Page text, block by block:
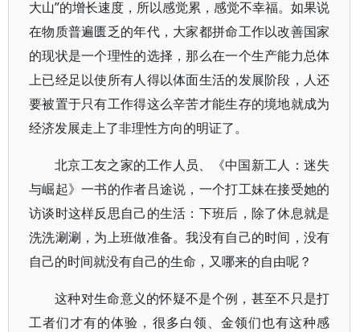
大山”的增长速度，所以感觉累，感觉不幸福。如果说
在物质普遍匮乏的年代，大家都拼命工作以改善国家
的现状是一个理性的选择，那么在一个生产能力总体
上已经足以使所有人得以体面生活的发展阶段，人还
要被置于只有工作得这么辛苦才能生存的境地就成为
经济发展走上了非理性方向的明证了。
北京工友之家的工作人员、《中国新工人：迷失
与崛起》一书的作者吕途说，一个打工妹在接受她的
访谈时这样反思自己的生活：下班后，除了休息就是
洗洗涮涮，为上班做准备。我没有自己的时间，没有
自己的时间就没有自己的生命，又哪来的自由呢？
这种对生命意义的怀疑不是个例，甚至不只是打
工者们才有的体验，很多白领、金领们也有这种感